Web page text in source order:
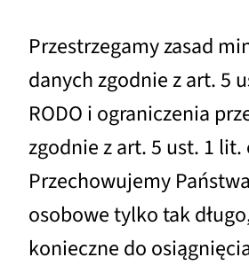
Przestrzegamy zasad
danych zgodnie z art. 5
RODO i ograniczenia
zgodnie z art. 5 ust. 1 lit.
Przechowujemy
osobowe tylko tak
konieczne do